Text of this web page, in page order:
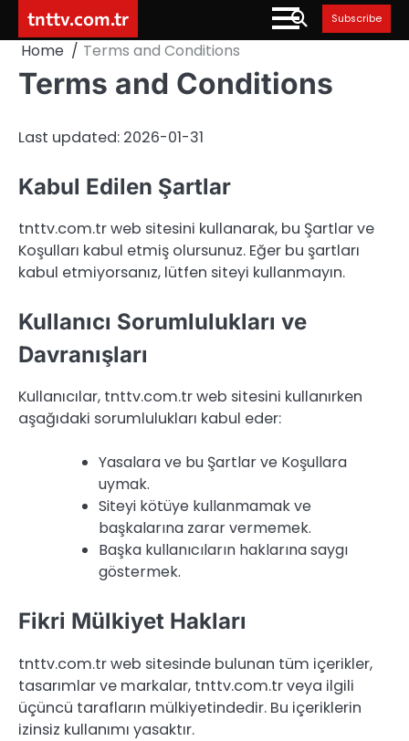
content
tnttv.com.tr Subscribe
Home Terms and Conditions
Terms and Conditions
Last updated: 2026-01-31
Kabul Edilen Şartlar
tnttv.com.tr web sitesini kullanarak, bu Şartlar ve
Koşulları kabul etmiş olursunuz. Eğer bu şartları
kabul etmiyorsanız, lütfen siteyi kullanmayın.
Kullanıcı Sorumlulukları ve
Davranışları
Kullanıcılar, tnttv.com.tr web sitesini kullanırken
aşağıdaki sorumlulukları kabul eder:
Yasalara ve bu Şartlar ve Koşullara
uymak.
Siteyi kötüye kullanmamak ve
başkalarına zarar vermemek.
Başka kullanıcıların haklarına saygı
göstermek.
Fikri Mülkiyet Hakları
tnttv.com.tr web sitesinde bulunan tüm içerikler,
tasarımlar ve markalar, tnttv.com.tr veya ilgili
üçüncü tarafların mülkiyetindedir. Bu içeriklerin
izinsiz kullanımı yasaktır.